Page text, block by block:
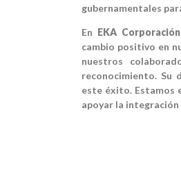
gubernamentales
En EKA Corporación
cambio positivo en
nuestros
reconocimiento. Su
este éxito. Estamos
apoyar la